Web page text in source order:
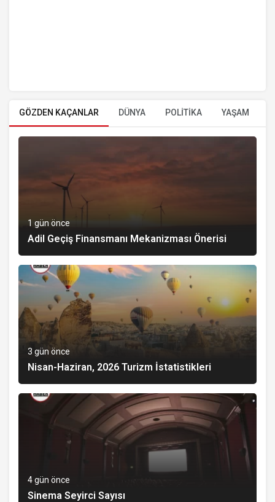
GÖZDEN KAÇANLAR DÜNYA POLİTİKA YAŞAM
1 gün önce
Adil Geçiş Finansmanı Mekanizması Önerisi
3 gün önce
Nisan-Haziran, 2026 Turizm İstatistikleri
4 gün önce
Sinema Seyirci Sayısı